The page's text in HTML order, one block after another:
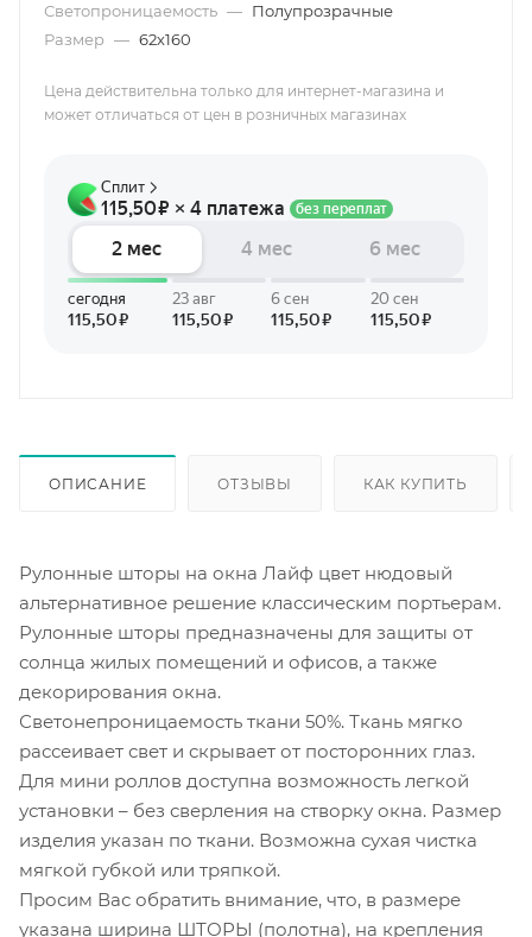
Светопроницаемость — Полупрозрачные
Размер — 62х160
Цена действительна только для интернет-магазина и
может отличаться от цен в розничных магазинах
ОПИСАНИЕ ОТЗЫВЫ КАК КУПИТЬ
Рулонные шторы на окна Лайф цвет нюдовый
альтернативное решение классическим портьерам.
Рулонные шторы предназначены для защиты от
солнца жилых помещений и офисов, а также
декорирования окна.
Светонепроницаемость ткани 50%. Ткань мягко
рассеивает свет и скрывает от посторонних глаз.
Для мини роллов доступна возможность легкой
установки – без сверления на створку окна. Размер
изделия указан по ткани. Возможна сухая чистка
мягкой губкой или тряпкой.
Просим Вас обратить внимание, что, в размере
указана ширина ШТОРЫ (полотна), на крепления